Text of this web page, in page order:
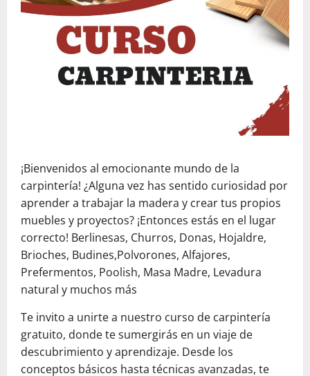
¡Bienvenidos al emocionante mundo de la
carpintería! ¿Alguna vez has sentido curiosidad por
aprender a trabajar la madera y crear tus propios
muebles y proyectos? ¡Entonces estás en el lugar
correcto! Berlinesas, Churros, Donas, Hojaldre,
Brioches, Budines,Polvorones, Alfajores,
Prefermentos, Poolish, Masa Madre, Levadura
natural y muchos más
Te invito a unirte a nuestro curso de carpintería
gratuito, donde te sumergirás en un viaje de
descubrimiento y aprendizaje. Desde los
conceptos básicos hasta técnicas avanzadas, te